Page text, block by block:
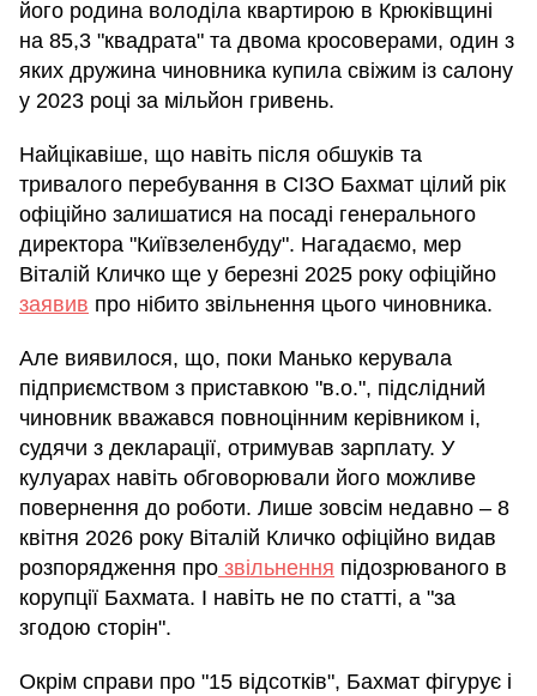
його родина володіла квартирою в Крюківщині
на 85,3 "квадрата" та двома кросоверами, один з
яких дружина чиновника купила свіжим із салону
у 2023 році за мільйон гривень.
Найцікавіше, що навіть після обшуків та
тривалого перебування в СІЗО Бахмат цілий рік
офіційно залишатися на посаді генерального
директора "Київзеленбуду". Нагадаємо, мер
Віталій Кличко ще у березні 2025 року офіційно
заявив про нібито звільнення цього чиновника.
Але виявилося, що, поки Манько керувала
підприємством з приставкою "в.о.", підслідний
чиновник вважався повноцінним керівником і,
судячи з декларації, отримував зарплату. У
кулуарах навіть обговорювали його можливе
повернення до роботи. Лише зовсім недавно – 8
квітня 2026 року Віталій Кличко офіційно видав
розпорядження про звільнення підозрюваного в
корупції Бахмата. І навіть не по статті, а "за
згодою сторін".
Окрім справи про "15 відсотків", Бахмат фігурує і